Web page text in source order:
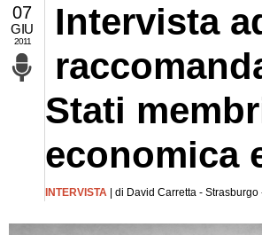
07
GIU
2011
Intervista
Stati
economica
INTERVISTA | di David Carretta -